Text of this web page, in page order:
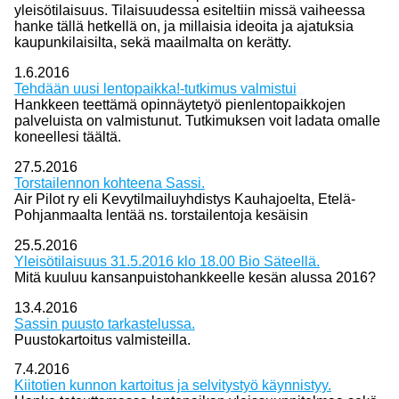
yleisötilaisuus. Tilaisuudessa esiteltiin missä vaiheessa
hanke tällä hetkellä on, ja millaisia ideoita ja ajatuksia
kaupunkilaisilta, sekä maailmalta on kerätty.
1.6.2016
Tehdään uusi lentopaikka!-tutkimus valmistui
Hankkeen teettämä opinnäytetyö pienlentopaikkojen
palveluista on valmistunut. Tutkimuksen voit ladata omalle
koneellesi täältä.
27.5.2016
Torstailennon kohteena Sassi.
Air Pilot ry eli Kevytilmailuyhdistys Kauhajoelta, Etelä-
Pohjanmaalta lentää ns. torstailentoja kesäisin
25.5.2016
Yleisötilaisuus 31.5.2016 klo 18.00 Bio Säteellä.
Mitä kuuluu kansanpuistohankkeelle kesän alussa 2016?
13.4.2016
Sassin puusto tarkastelussa.
Puustokartoitus valmisteilla.
7.4.2016
Kiitotien kunnon kartoitus ja selvitystyö käynnistyy.